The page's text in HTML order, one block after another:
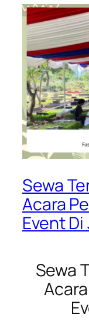
Sewa
Acara
Event
Sewa